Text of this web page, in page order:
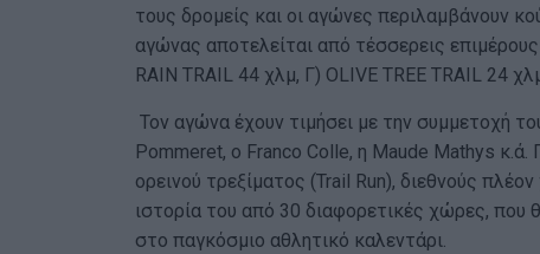
τους δρομείς και οι αγώνες περιλαμβάνουν
αγώνας αποτελείται από τέσσερεις
RAIN TRAIL 44 χλμ, Γ) OLIVE TREE TRAIL 24
Τον αγώνα έχουν τιμήσει με την συμμετοχή
Pommeret, o Franco Colle, η Maude Mathys κ.ά.
ορεινού τρεξίματος (Trail Run), διεθνούς
ιστορία του από 30 διαφορετικές χώρες, που
στο παγκόσμιο αθλητικό καλεντάρι.